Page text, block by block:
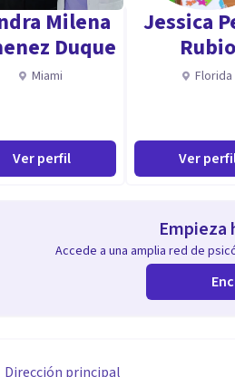
Milena
Duque
Miami
Ver perfil
Jessica
Rubio
Florida
Ver
Empieza
Accede a una amplia red de
Dirección principal